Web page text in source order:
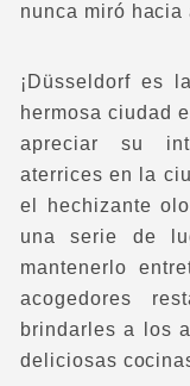
nunca miró hacia
¡Düsseldorf es
hermosa ciudad
apreciar su
aterrices en la
el hechizante
una serie de
mantenerlo
acogedores
brindarles a los
deliciosas